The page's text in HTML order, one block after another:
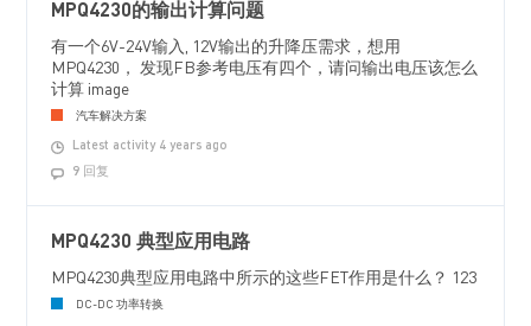
MPQ4230的输出计算问题
有一个6V-24V输入, 12V输出的升降压需求，想用
MPQ4230， 发现FB参考电压有四个，请问输出电压该怎么
计算 image
汽车解决方案
Latest activity 4 years ago
9 回复
MPQ4230 典型应用电路
MPQ4230典型应用电路中所示的这些FET作用是什么？ 123
DC-DC 功率转换